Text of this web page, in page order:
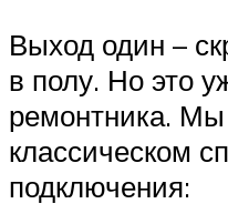
Выход один –
в полу. Но это
ремонтника.
классическом
подключения: